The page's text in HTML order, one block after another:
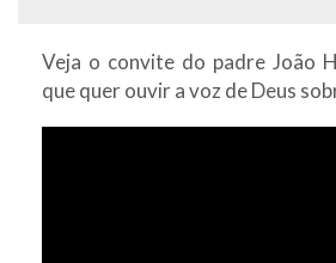
Veja o convite do padre João
que quer ouvir a voz de Deus